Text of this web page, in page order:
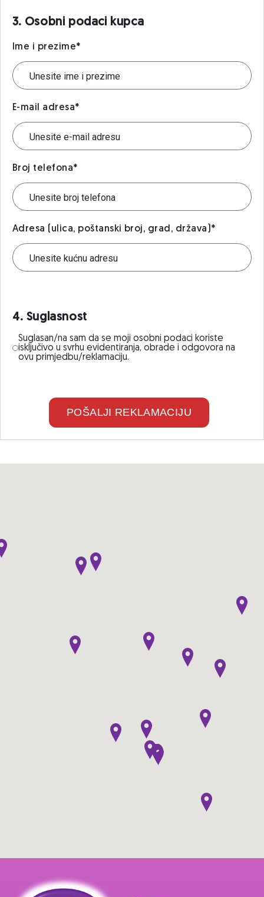
3. Osobni podaci kupca
Ime i prezime*
E-mail adresa*
Broj telefona*
Adresa (ulica, poštanski broj, grad, država)*
4. Suglasnost
Suglasan/na sam da se moji osobni podaci koriste
isključivo u svrhu evidentiranja, obrade i odgovora na
ovu primjedbu/reklamaciju.
POŠALJI REKLAMACIJU